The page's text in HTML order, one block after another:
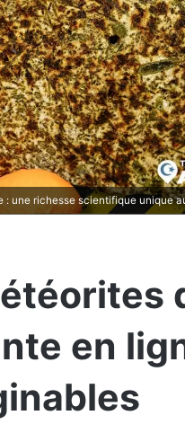
: une richesse scientifique unique
en